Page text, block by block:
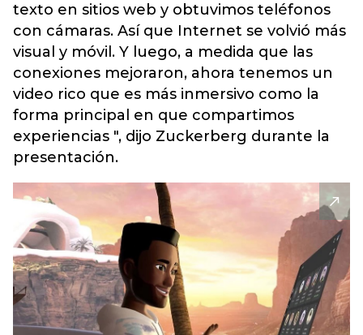
texto en sitios web y obtuvimos teléfonos
con cámaras. Así que Internet se volvió más
visual y móvil. Y luego, a medida que las
conexiones mejoraron, ahora tenemos un
video rico que es más inmersivo como la
forma principal en que compartimos
experiencias ", dijo Zuckerberg durante la
presentación.